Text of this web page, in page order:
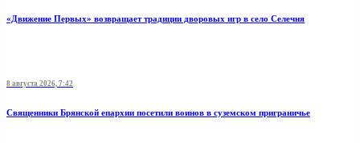
«Движение Первых» возвращает традиции дворовых игр в село Селечня
8 августа 2026, 7:42
Священники Брянской епархии посетили воинов в суземском приграничье